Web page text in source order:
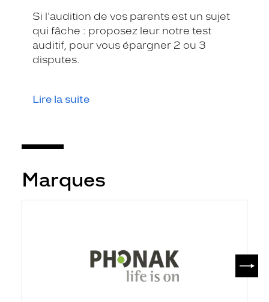
Si l'audition de vos parents est un sujet
qui fâche : proposez leur notre test
auditif, pour vous épargner 2 ou 3
disputes.
Lire la suite
Marques